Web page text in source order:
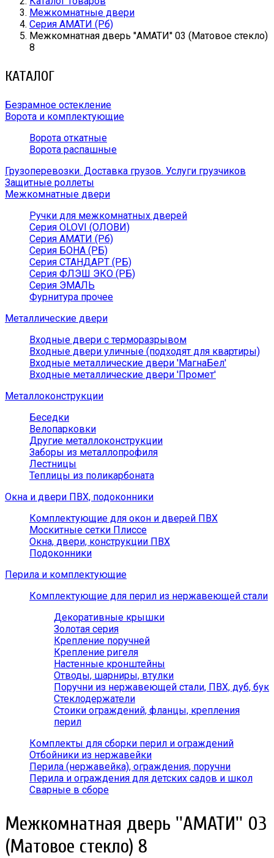
Межкомнатные двери
Серия АМАТИ (Рб)
Межкомнатная дверь ''АМАТИ'' 03 (Матовое стекло)
8
КАТАЛОГ
Безрамное остекление
Ворота и комплектующие
Ворота откатные
Ворота распашные
Грузоперевозки. Доставка грузов. Услуги грузчиков
Защитные роллеты
Межкомнатные двери
Ручки для межкомнатных дверей
Серия OLOVI (ОЛОВИ)
Серия АМАТИ (Рб)
Серия БОНА (РБ)
Серия СТАНДАРТ (РБ)
Серия ФЛЭШ ЭКО (РБ)
Серия ЭМАЛЬ
Фурнитура прочее
Металлические двери
Входные двери с терморазрывом
Входные двери уличные (подходят для квартиры)
Входные металлические двери 'МагнаБел'
Входные металлические двери 'Промет'
Металлоконструкции
Беседки
Велопарковки
Другие металлоконструкции
Заборы из металлопрофиля
Лестницы
Теплицы из поликарбоната
Окна и двери ПВХ, подоконники
Комплектующие для окон и дверей ПВХ
Москитные сетки Плиссе
Окна, двери, конструкции ПВХ
Подоконники
Перила и комплектующие
Комплектующие для перил из нержавеющей стали
Декоративные крышки
Золотая серия
Крепление поручней
Крепление ригеля
Настенные кронштейны
Отводы, шарниры, втулки
Поручни из нержавеющей стали, ПВХ, дуб, бук
Стеклодержатели
Стоики ограждений, фланцы, крепления
перил
Комплекты для сборки перил и ограждений
Отбойники из нержавейки
Перила (нержавейка), ограждения, поручни
Перила и ограждения для детских садов и школ
Сварные в сборе
Межкомнатная дверь ''АМАТИ'' 03
(Матовое стекло) 8